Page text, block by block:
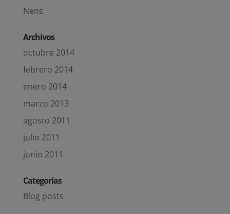
Nens
Archivos
octubre 2014
febrero 2014
enero 2014
marzo 2013
agosto 2011
julio 2011
junio 2011
Categorías
Blog posts